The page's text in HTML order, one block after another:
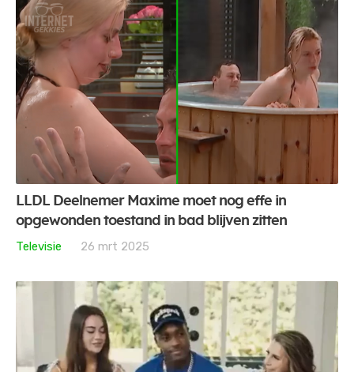
LLDL Deelnemer Maxime moet nog effe in
opgewonden toestand in bad blijven zitten
Televisie
26 mrt 2025